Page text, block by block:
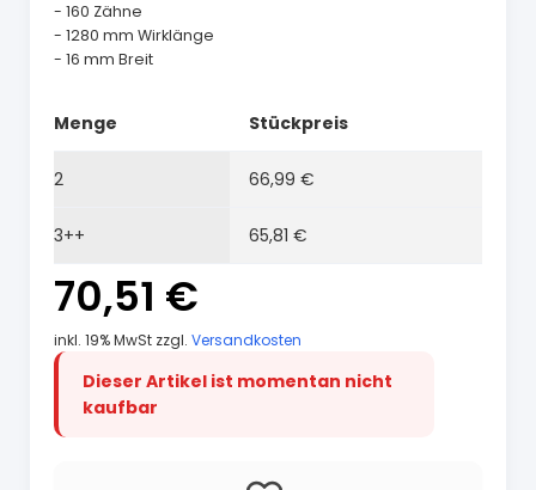
- 160 Zähne
- 1280 mm Wirklänge
- 16 mm Breit
Menge Stückpreis
2 66,99 €
3++ 65,81 €
70,51 €
inkl. 19% MwSt zzgl. Versandkosten
Dieser Artikel ist momentan nicht
kaufbar